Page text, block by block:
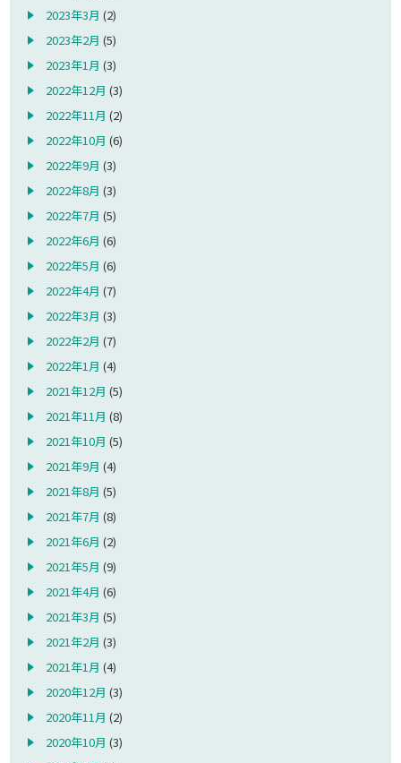
2023年3月 (2)
2023年2月 (5)
2023年1月 (3)
2022年12月 (3)
2022年11月 (2)
2022年10月 (6)
2022年9月 (3)
2022年8月 (3)
2022年7月 (5)
2022年6月 (6)
2022年5月 (6)
2022年4月 (7)
2022年3月 (3)
2022年2月 (7)
2022年1月 (4)
2021年12月 (5)
2021年11月 (8)
2021年10月 (5)
2021年9月 (4)
2021年8月 (5)
2021年7月 (8)
2021年6月 (2)
2021年5月 (9)
2021年4月 (6)
2021年3月 (5)
2021年2月 (3)
2021年1月 (4)
2020年12月 (3)
2020年11月 (2)
2020年10月 (3)